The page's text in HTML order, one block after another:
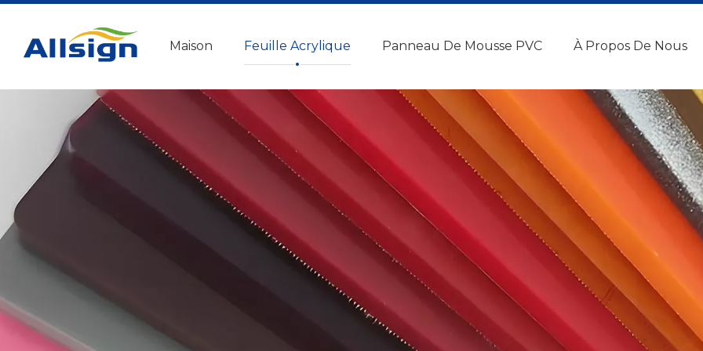
Maison Feuille Acrylique Panneau De Mousse PVC À Propos De Nous